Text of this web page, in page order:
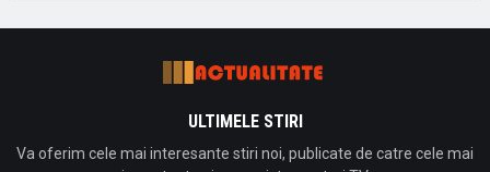
ULTIMELE STIRI
Va oferim cele mai interesante stiri noi, publicate de catre cele mai